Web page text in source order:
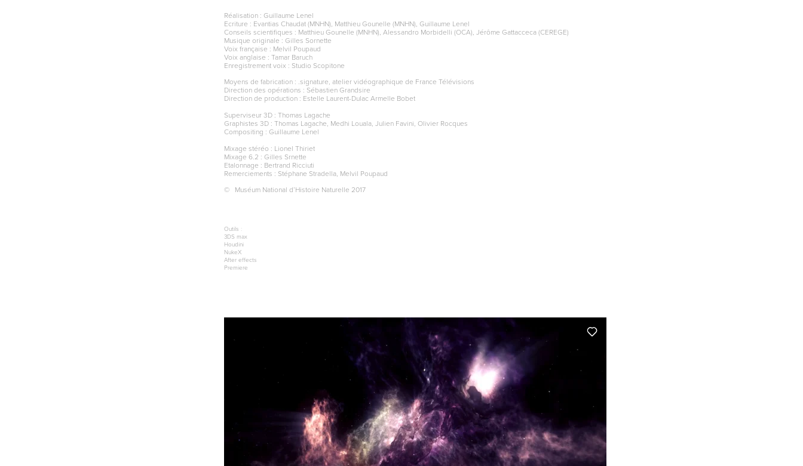
Réalisation : Guillaume Lenel
Ecriture : Evantias Chaudat (MNHN), Matthieu Gounelle (MNHN), Guillaume Lenel
Conseils scientifiques : Matthieu Gounelle (MNHN), Alessandro Morbidelli (OCA), Jérôme Gattacceca (CEREGE)
Musique originale : Gilles Sornette
Voix française : Melvil Poupaud
Voix anglaise : Tamar Baruch
Enregistrement voix : Studio Scopitone
Moyens de fabrication : .signature, atelier vidéographique de France Télévisions
Direction des opérations : Sébastien Grandsire
Direction de production : Estelle Laurent-Dulac Armelle Bobet
Superviseur 3D : Thomas Lagache
Graphistes 3D : Thomas Lagache, Medhi Louala, Julien Favini, Olivier Rocques
Compositing : Guillaume Lenel
Mixage stéréo : Lionel Thiriet
Mixage 6.2 : Gilles Srnette
Etalonnage : Bertrand Ricciuti
Remerciements : Stéphane Stradella, Melvil Poupaud
© Muséum National d’Histoire Naturelle 2017
Outils :
3DS max
Houdini
NukeX
After effects
Premiere